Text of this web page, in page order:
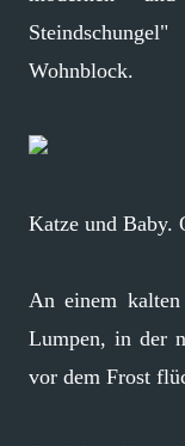
Wohnblock.
Katze und Baby.
An einem
Lumpen, in der
vor dem Frost